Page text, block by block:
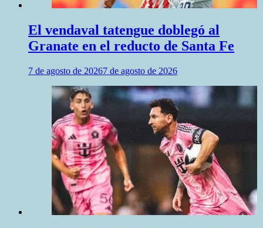
El vendaval tatengue doblegó al
Granate en el reducto de Santa Fe
7 de agosto de 20267 de agosto de 2026